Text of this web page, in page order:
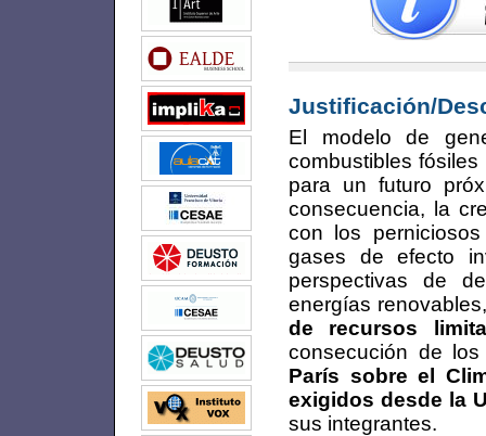
Justificación/
El modelo de
combustibles
para un futuro
consecuencia, la
con los
gases de efecto
perspectivas de
energías
de recursos
consecución de
París sobre el
exigidos desde la
sus integrantes.